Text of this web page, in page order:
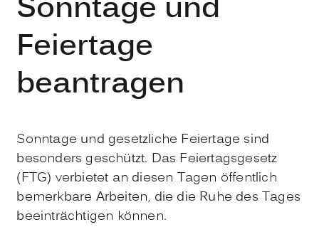
Sonntage und
Feiertage
beantragen
Sonntage und gesetzliche Feiertage sind
besonders geschützt. Das Feiertagsgesetz
(FTG) verbietet an diesen Tagen öffentlich
bemerkbare Arbeiten, die die Ruhe des Tages
beeinträchtigen können.